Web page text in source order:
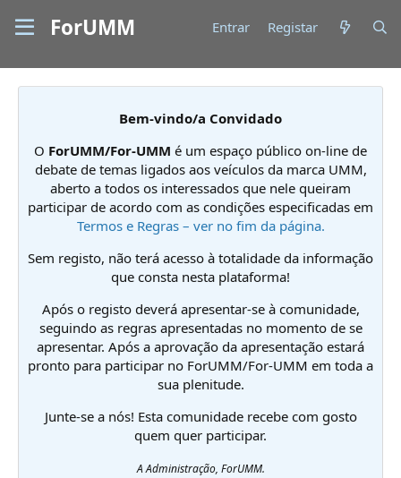
ForUMM Entrar Registar
Bem-vindo/a Convidado
O ForUMM/For-UMM é um espaço público on-line de
debate de temas ligados aos veículos da marca UMM,
aberto a todos os interessados que nele queiram
participar de acordo com as condições especificadas em
Termos e Regras – ver no fim da página.
Sem registo, não terá acesso à totalidade da informação
que consta nesta plataforma!
Após o registo deverá apresentar-se à comunidade,
seguindo as regras apresentadas no momento de se
apresentar. Após a aprovação da apresentação estará
pronto para participar no ForUMM/For-UMM em toda a
sua plenitude.
Junte-se a nós! Esta comunidade recebe com gosto
quem quer participar.
A Administração, ForUMM.